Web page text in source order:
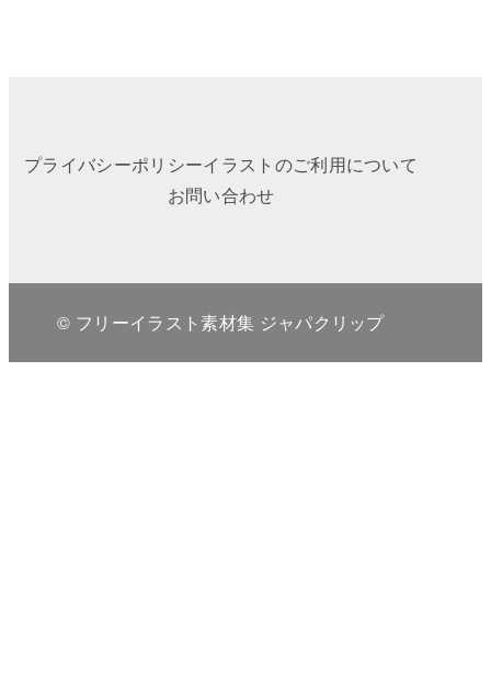
プライバシーポリシーイラストのご利用について
お問い合わせ
© フリーイラスト素材集 ジャパクリップ